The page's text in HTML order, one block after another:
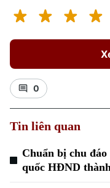
0
Tin liên quan
Chuẩn bị chu
quốc HĐND